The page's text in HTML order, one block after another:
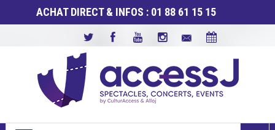
ACHAT DIRECT & INFOS : 01 88 61 15 15